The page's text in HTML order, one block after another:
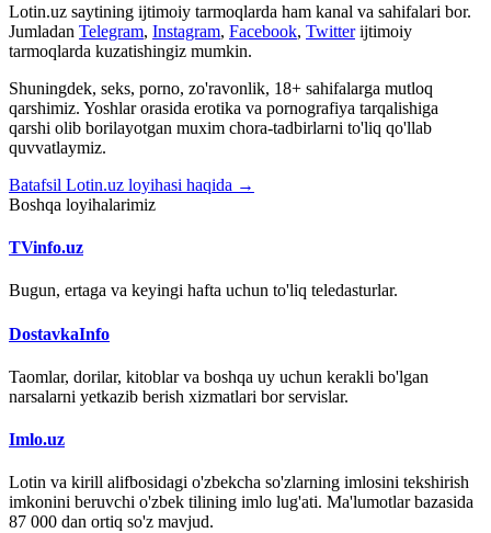
Lotin.uz saytining ijtimoiy tarmoqlarda ham kanal va sahifalari bor.
Jumladan Telegram, Instagram, Facebook, Twitter ijtimoiy
tarmoqlarda kuzatishingiz mumkin.
Shuningdek, seks, porno, zo'ravonlik, 18+ sahifalarga mutloq
qarshimiz. Yoshlar orasida erotika va pornografiya tarqalishiga
qarshi olib borilayotgan muxim chora-tadbirlarni to'liq qo'llab
quvvatlaymiz.
Batafsil Lotin.uz loyihasi haqida →
Boshqa loyihalarimiz
TVinfo.uz
Bugun, ertaga va keyingi hafta uchun to'liq teledasturlar.
DostavkaInfo
Taomlar, dorilar, kitoblar va boshqa uy uchun kerakli bo'lgan
narsalarni yetkazib berish xizmatlari bor servislar.
Imlo.uz
Lotin va kirill alifbosidagi o'zbekcha so'zlarning imlosini tekshirish
imkonini beruvchi o'zbek tilining imlo lug'ati. Ma'lumotlar bazasida
87 000 dan ortiq so'z mavjud.